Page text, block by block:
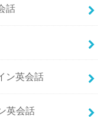
話
ン英会話
英会話